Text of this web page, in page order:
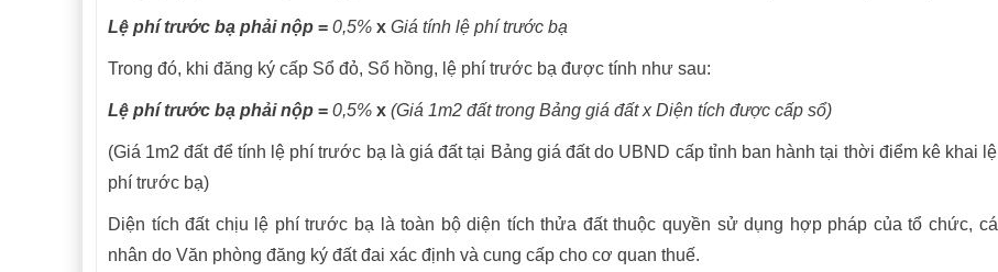
Lệ phí trước bạ phải nộp = 0,5% x Giá tính lệ phí trước bạ
Trong đó, khi đăng ký cấp Sổ đỏ, Sổ hồng, lệ phí trước bạ được tính như sau:
Lệ phí trước bạ phải nộp = 0,5% x (Giá 1m2 đất trong Bảng giá đất x Diện tích được cấp sổ)
(Giá 1m2 đất để tính lệ phí trước bạ là giá đất tại Bảng giá đất do UBND cấp tỉnh ban hành tại thời điểm kê khai lệ
phí trước bạ)
Diện tích đất chịu lệ phí trước bạ là toàn bộ diện tích thửa đất thuộc quyền sử dụng hợp pháp của tổ chức, cá
nhân do Văn phòng đăng ký đất đai xác định và cung cấp cho cơ quan thuế.